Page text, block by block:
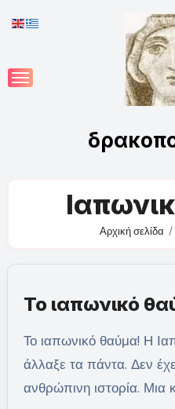
to
Αρχική σελίδα
Το ιαπωνικό
Το ιαπωνικό θαύμα! Η Ιαπωνία μετά το 1870
άλλαξε τα πάντα. Δεν
ανθρώπινη ιστορία. Μια